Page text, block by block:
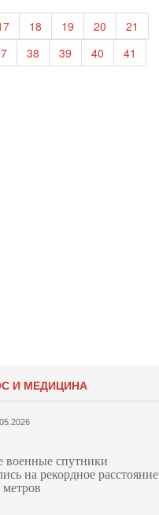
18 19 20
21
38 39 40
41
И МЕДИЦИНА
военные спутники
на рекордное расстояние